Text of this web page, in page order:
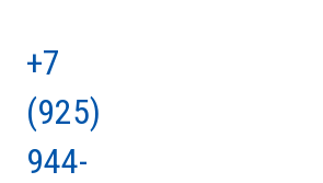
+7
(925)
944-